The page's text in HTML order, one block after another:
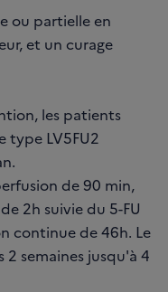
ou partielle en
et un curage
les patients
type LV5FU2
de 90 min,
2h suivie du 5-FU
continue de 46h. Le
semaines jusqu'à 4